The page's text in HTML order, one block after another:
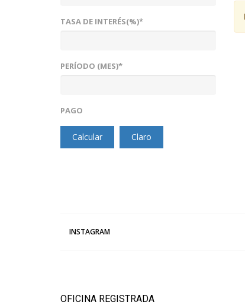
TASA DE INTERÉS(%)*
PERÍODO (MES)*
PAGO
Calcular Claro
INSTAGRAM
OFICINA REGISTRADA